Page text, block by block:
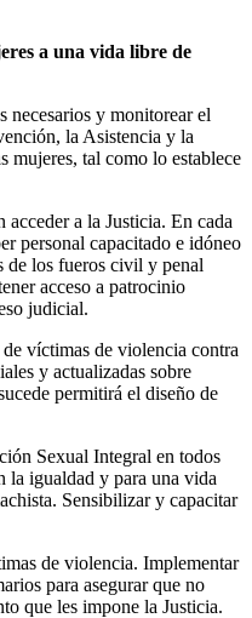
a una vida libre de
necesarios y monitorear el
la Asistencia y la
mujeres, tal como lo establece
a la Justicia. En cada
personal capacitado e idóneo
de los fueros civil y penal
acceso a patrocinio
judicial.
víctimas de violencia contra
y actualizadas sobre
permitirá el diseño de
Sexual Integral en todos
la igualdad y para una vida
Sensibilizar y capacitar
de violencia. Implementar
para asegurar que no
que les impone la Justicia.